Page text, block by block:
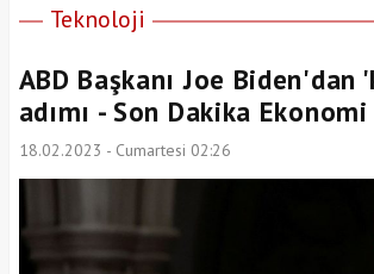
Teknoloji
ABD Başkanı Joe Biden'dan
adımı - Son Dakika
18.02.2023 - Cumartesi 02:26